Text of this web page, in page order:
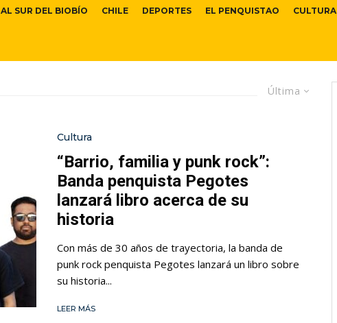
AL SUR DEL BIOBÍO CHILE DEPORTES EL PENQUISTAO CULTURA
Última
Cultura
“Barrio, familia y punk rock”:
Banda penquista Pegotes
lanzará libro acerca de su
historia
Con más de 30 años de trayectoria, la banda de
punk rock penquista Pegotes lanzará un libro sobre
su historia...
LEER MÁS